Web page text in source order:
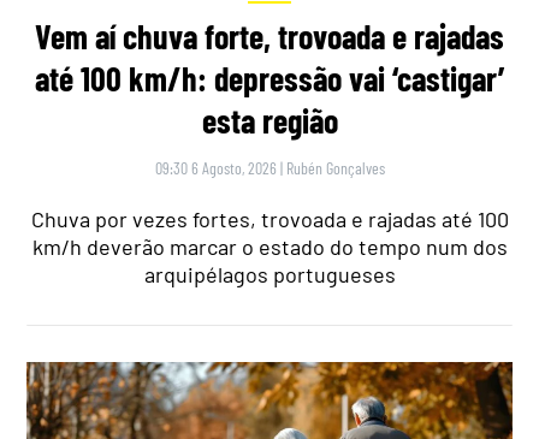
Vem aí chuva forte, trovoada e rajadas
até 100 km/h: depressão vai ‘castigar’
esta região
09:30 6 Agosto, 2026 | Rubén Gonçalves
Chuva por vezes fortes, trovoada e rajadas até 100
km/h deverão marcar o estado do tempo num dos
arquipélagos portugueses